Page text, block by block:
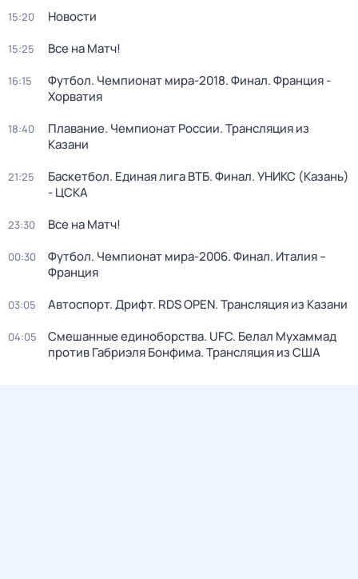
15:20 Новости
15:25 Все на Матч!
16:15
Футбол. Чемпионат мира-2018. Финал. Франция -
Хорватия
18:40
Плавание. Чемпионат России. Трансляция из
Казани
21:25
Баскетбол. Единая лига ВТБ. Финал. УНИКС (Казань)
- ЦСКА
23:30 Все на Матч!
00:30
Футбол. Чемпионат мира-2006. Финал. Италия –
Франция
03:05 Автоспорт. Дрифт. RDS OPEN. Трансляция из Казани
04:05
Смешанные единоборства. UFC. Белал Мухаммад
против Габриэля Бонфима. Трансляция из США